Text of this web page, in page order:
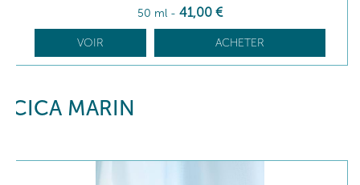
50 ml - 41,00 €
VOIR ACHETER
CICA MARIN